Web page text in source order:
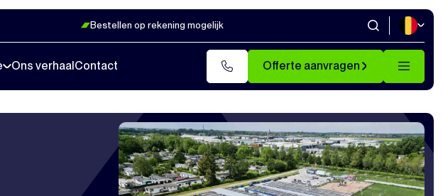
Bestellen op rekening mogelijk
Ons verhaal Contact Offerte aanvragen